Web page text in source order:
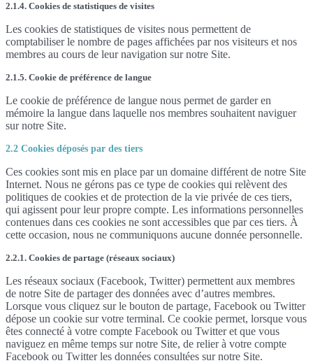
2.1.4. Cookies de statistiques de visites
Les cookies de statistiques de visites nous permettent de
comptabiliser le nombre de pages affichées par nos visiteurs et nos
membres au cours de leur navigation sur notre Site.
2.1.5. Cookie de préférence de langue
Le cookie de préférence de langue nous permet de garder en
mémoire la langue dans laquelle nos membres souhaitent naviguer
sur notre Site.
2.2 Cookies déposés par des tiers
Ces cookies sont mis en place par un domaine différent de notre Site
Internet. Nous ne gérons pas ce type de cookies qui relèvent des
politiques de cookies et de protection de la vie privée de ces tiers,
qui agissent pour leur propre compte. Les informations personnelles
contenues dans ces cookies ne sont accessibles que par ces tiers. À
cette occasion, nous ne communiquons aucune donnée personnelle.
2.2.1. Cookies de partage (réseaux sociaux)
Les réseaux sociaux (Facebook, Twitter) permettent aux membres
de notre Site de partager des données avec d’autres membres.
Lorsque vous cliquez sur le bouton de partage, Facebook ou Twitter
dépose un cookie sur votre terminal. Ce cookie permet, lorsque vous
êtes connecté à votre compte Facebook ou Twitter et que vous
naviguez en même temps sur notre Site, de relier à votre compte
Facebook ou Twitter les données consultées sur notre Site.